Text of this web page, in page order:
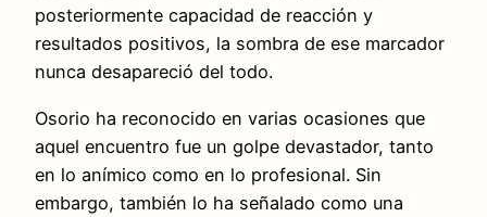
posteriormente capacidad de reacción y
resultados positivos, la sombra de ese marcador
nunca desapareció del todo.
Osorio ha reconocido en varias ocasiones que
aquel encuentro fue un golpe devastador, tanto
en lo anímico como en lo profesional. Sin
embargo, también lo ha señalado como una